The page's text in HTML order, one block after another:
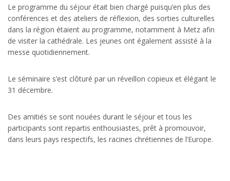
Le programme du séjour était bien chargé puisqu’en plus des
conférences et des ateliers de réflexion, des sorties culturelles
dans la région étaient au programme, notamment à Metz afin
de visiter la cathédrale. Les jeunes ont également assisté à la
messe quotidiennement.
Le séminaire s’est clôturé par un réveillon copieux et élégant le
31 décembre.
Des amitiés se sont nouées durant le séjour et tous les
participants sont repartis enthousiastes, prêt à promouvoir,
dans leurs pays respectifs, les racines chrétiennes de l’Europe.